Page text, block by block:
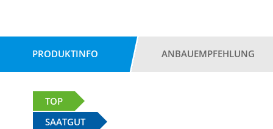
PRODUKTINFO ANBAUEMPFEHLUNG
TOP
SAATGUT